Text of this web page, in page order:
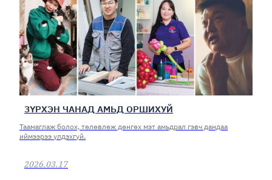
ЗҮРХЭН ЧАНАД АМЬД ОРШИХУЙ
Таамаглаж болох, төлөвлөж дөнгөх мэт амьдрал гэвч дандаа
иймээрээ үлдэхгүй.
2026.03.17